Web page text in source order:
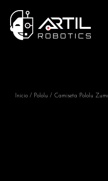
Inicio / Pololu / Camiseta Pololu